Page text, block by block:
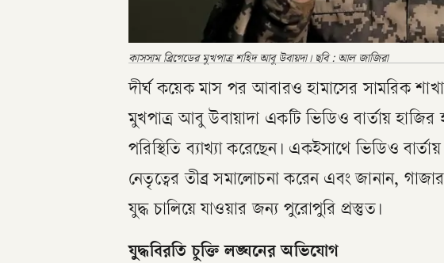
কাসসাম ব্রিগেডের মুখপাত্র শহিদ আবু উবায়দা। ছবি : আল জাজিরা
দীর্ঘ কয়েক মাস পর আবারও হামাসের সামরিক
মুখপাত্র আবু উবায়াদা একটি ভিডিও বার্তায় হাজির
পরিস্থিতি ব্যাখ্যা করেছেন। একইসাথে ভিডিও
নেতৃত্বের তীব্র সমালোচনা করেন এবং জানান,
যুদ্ধ চালিয়ে যাওয়ার জন্য পুরোপুরি প্রস্তুত।
যুদ্ধবিরতি চুক্তি লঙ্ঘনের অভিযোগ